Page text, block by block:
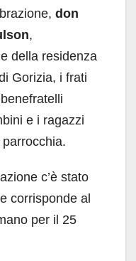
don
,
della residenza
Gorizia, i frati
e i ragazzi
c’è stato
corrisponde al
per il 25